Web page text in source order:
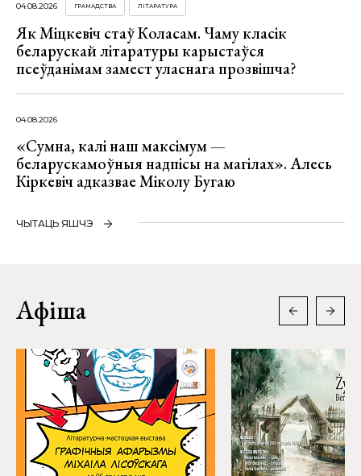
04.08.2026 ГРАМАДСТВА ЛІТАРАТУРА
Як Міцкевіч стаў Коласам. Чаму класік
беларускай літаратуры карыстаўся
псеўданімам замест уласнага прозвішча?
04.08.2026
«Сумна, калі наш максімум —
беларускамоўныя надпісы на магілах». Алесь
Кіркевіч адказвае Міколу Бугаю
ЧЫТАЦЬ ЯШЧЭ
Афіша